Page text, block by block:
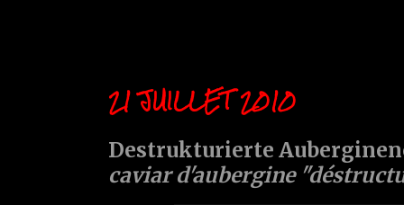
21 JUILLET 2010
Destrukturierte
caviar d'aubergine